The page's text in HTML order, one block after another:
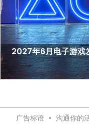
2027年6月电子游戏
广告标语 • 沟通你的